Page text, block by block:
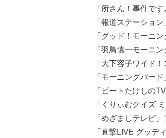
「所さん！事件で
「報道ステーショ
「グッド！モーニ
「羽鳥慎一モーニ
「大下容子ワイド
「モーニングバー
「ビートたけしの
「くりぃむクイズ
「めざましテレビ
「直撃LIVE グッデ